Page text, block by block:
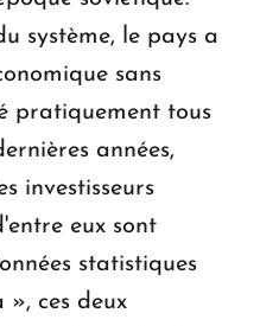
système, le pays a
sans
pratiquement tous
années,
investisseurs
eux sont
statistiques
», ces deux